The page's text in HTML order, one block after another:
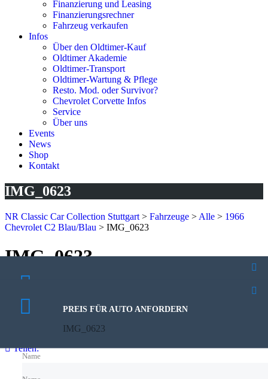
Finanzierung und Leasing
Finanzierungsrechner
Fahrzeug verkaufen
Infos
Über den Oldtimer-Kauf
Oldtimer Akademie
Oldtimer-Transport
Oldtimer-Wartung & Pflege
Resto. Mod. oder Survivor?
Chevrolet Corvette Infos
Service
Über uns
Events
News
Shop
Kontakt
IMG_0623
NR Classic Car Collection Stuttgart > Fahrzeuge > Alle > 1966
Chevrolet C2 Blau/Blau > IMG_0623
IMG_0623
Veröffentlicht von:
Keine Kommentare
Teilen:
IMG_0623
Name
PREIS FÜR AUTO ANFORDERN
IMG_0623